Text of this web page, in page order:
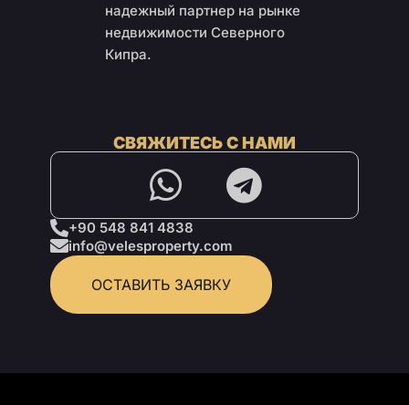
надежный партнер на рынке
недвижимости Северного
Кипра.
СВЯЖИТЕСЬ С НАМИ
+90 548 841 4838
info@velesproperty.com
ОСТАВИТЬ ЗАЯВКУ